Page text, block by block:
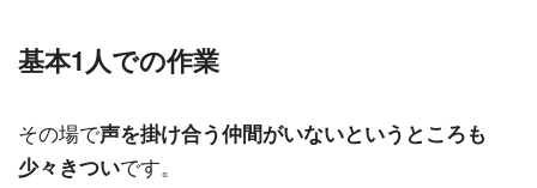
基本1人での作業
その場で声を掛け合う仲間がいないというところも
少々きついです。